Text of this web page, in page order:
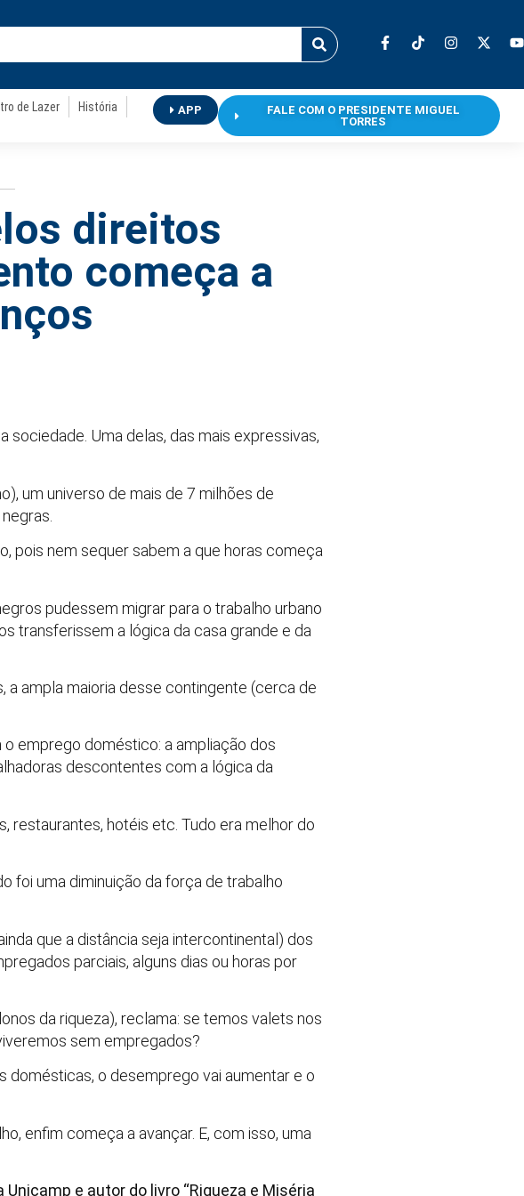
de Lazer
História
APP
FALE COM O PRESIDENTE MIGUEL
TORRES
direitos
começa a
Uma delas, das mais expressivas,
um universo de mais de 7 milhões de
pois nem sequer sabem a que horas começa
pudessem migrar para o trabalho urbano
transferissem a lógica da casa grande e da
a ampla maioria desse contingente (cerca de
emprego doméstico: a ampliação dos
descontentes com a lógica da
restaurantes, hotéis etc. Tudo era melhor do
foi uma diminuição da força de trabalho
que a distância seja intercontinental) dos
parciais, alguns dias ou horas por
da riqueza), reclama: se temos valets nos
sem empregados?
domésticas, o desemprego vai aumentar e o
enfim começa a avançar. E, com isso, uma
e autor do livro “Riqueza e Miséria